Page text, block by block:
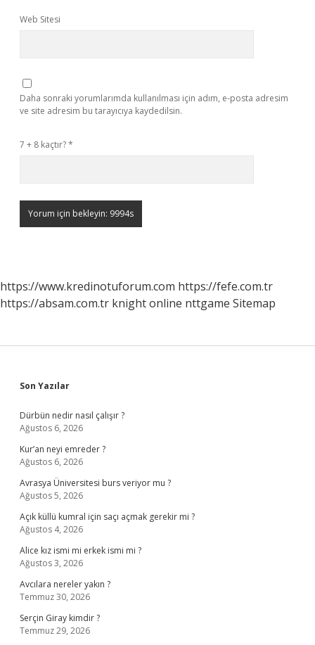
Web Sitesi
Daha sonraki yorumlarımda kullanılması için adım, e-posta adresim
ve site adresim bu tarayıcıya kaydedilsin.
7 + 8 kaçtır?*
https://www.kredinotuforum.com https://fefe.com.tr
https://absam.com.tr knight online nttgame Sitemap
Sidebar
Son Yazılar
Dürbün nedir nasıl çalışır ?
Ağustos 6, 2026
Kur’an neyi emreder ?
Ağustos 6, 2026
Avrasya Üniversitesi burs veriyor mu ?
Ağustos 5, 2026
Açık küllü kumral için saçı açmak gerekir mi ?
Ağustos 4, 2026
Alice kız ismi mi erkek ismi mi ?
Ağustos 3, 2026
Avcılara nereler yakın ?
Temmuz 30, 2026
Serçin Giray kimdir ?
Temmuz 29, 2026